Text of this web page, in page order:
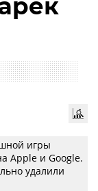
игры
Apple и Google.
удалили